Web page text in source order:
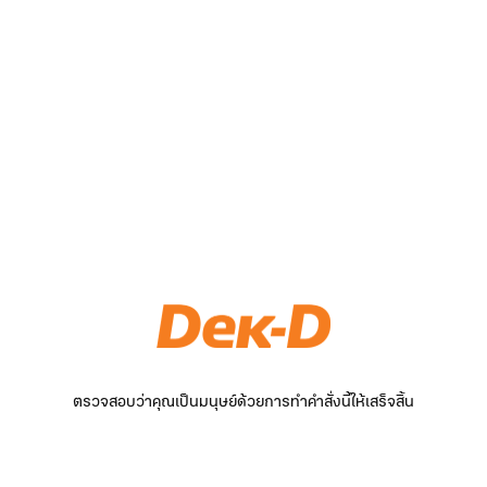
ตรวจสอบว่าคุณเป็นมนุษย์ด้วยการทำคำสั่งนี้ให้เสร็จสิ้น